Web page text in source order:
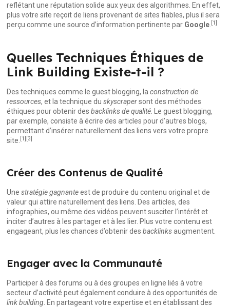
reflétant une réputation solide aux yeux des algorithmes. En effet,
plus votre site reçoit de liens provenant de sites fiables, plus il sera
perçu comme une source d’information pertinente par Google [1]
Quelles Techniques Éthiques de
Link Building Existe-t-il ?
Des techniques comme leguest blogging, laconstruction de
ressources, et la technique duskyscrapersont des méthodes
éthiques pour obtenir desbacklinks de qualité . Le guest blogging,
par exemple, consiste à écrire des articles pour d’autres blogs,
permettant d’insérer naturellement des liens vers votre propre
site. [1] [3]
Créer des Contenus de Qualité
Unestratégie gagnanteest de produire du contenu original et de
valeur qui attire naturellement des liens. Des articles, des
infographies, ou même des vidéos peuvent susciter l’intérêt et
inciter d’autres à les partager et à les lier. Plus votre contenu est
engageant, plus les chances d’obtenir desbacklinksaugmentent.
Engager avec la Communauté
Participer à des forums ou à des groupes en ligne liés à votre
secteur d’activité peut également conduire à des opportunités de
link building . En partageant votre expertise et en établissant des